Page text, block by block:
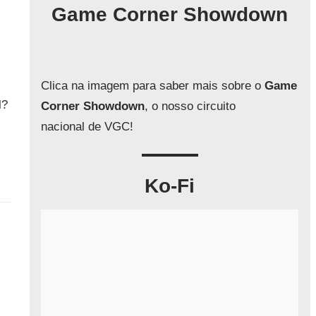
Game Corner Showdown
Clica na imagem para saber mais sobre oGame
Corner Showdown, o nosso circuito
nacional de VGC!
Ko-Fi